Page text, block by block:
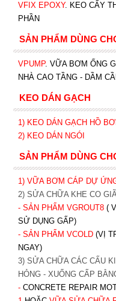
VFIX EPOXY. KEO CẤY
PHẦN
SẢN PHẨM DÙNG
VPUMP. VỮA BƠM ỐNG
NHÀ CAO TẦNG - DẦM
KEO DÁN GẠCH
1) KEO DÁN GẠCH HỒ BƠI
2) KEO DÁN NGÓI
SẢN PHẨM DÙNG
1) VỮA BƠM CÁP DỰ
2) SỬA CHỮA KHE CO
- SẢN PHẨM VGROUT8 (
SỬ DỤNG GẤP)
- SẢN PHẨM VCOLD (VỊ
NGAY)
3) SỬA CHỮA CÁC CẤU
HỎNG - XUỐNG CẤP
- CONCRETE REPAIR